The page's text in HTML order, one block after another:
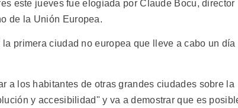
este jueves fue elogiada por Claude Bocu, director
de la Unión Europea.
primera ciudad no europea que lleve a cabo un día
a los habitantes de otras grandes ciudades sobre la
y accesibilidad" y va a demostrar que es